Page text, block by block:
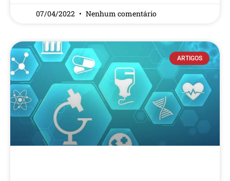
07/04/2022 Nenhum comentário
ARTIGOS